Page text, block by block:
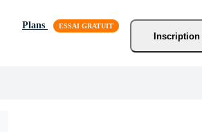
Plans
Inscription